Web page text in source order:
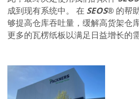
成到现有系统中。 在 SEOS® 的帮
够提高仓库吞吐量，缓解高货架仓
更多的瓦楞纸板以满足日益增长的